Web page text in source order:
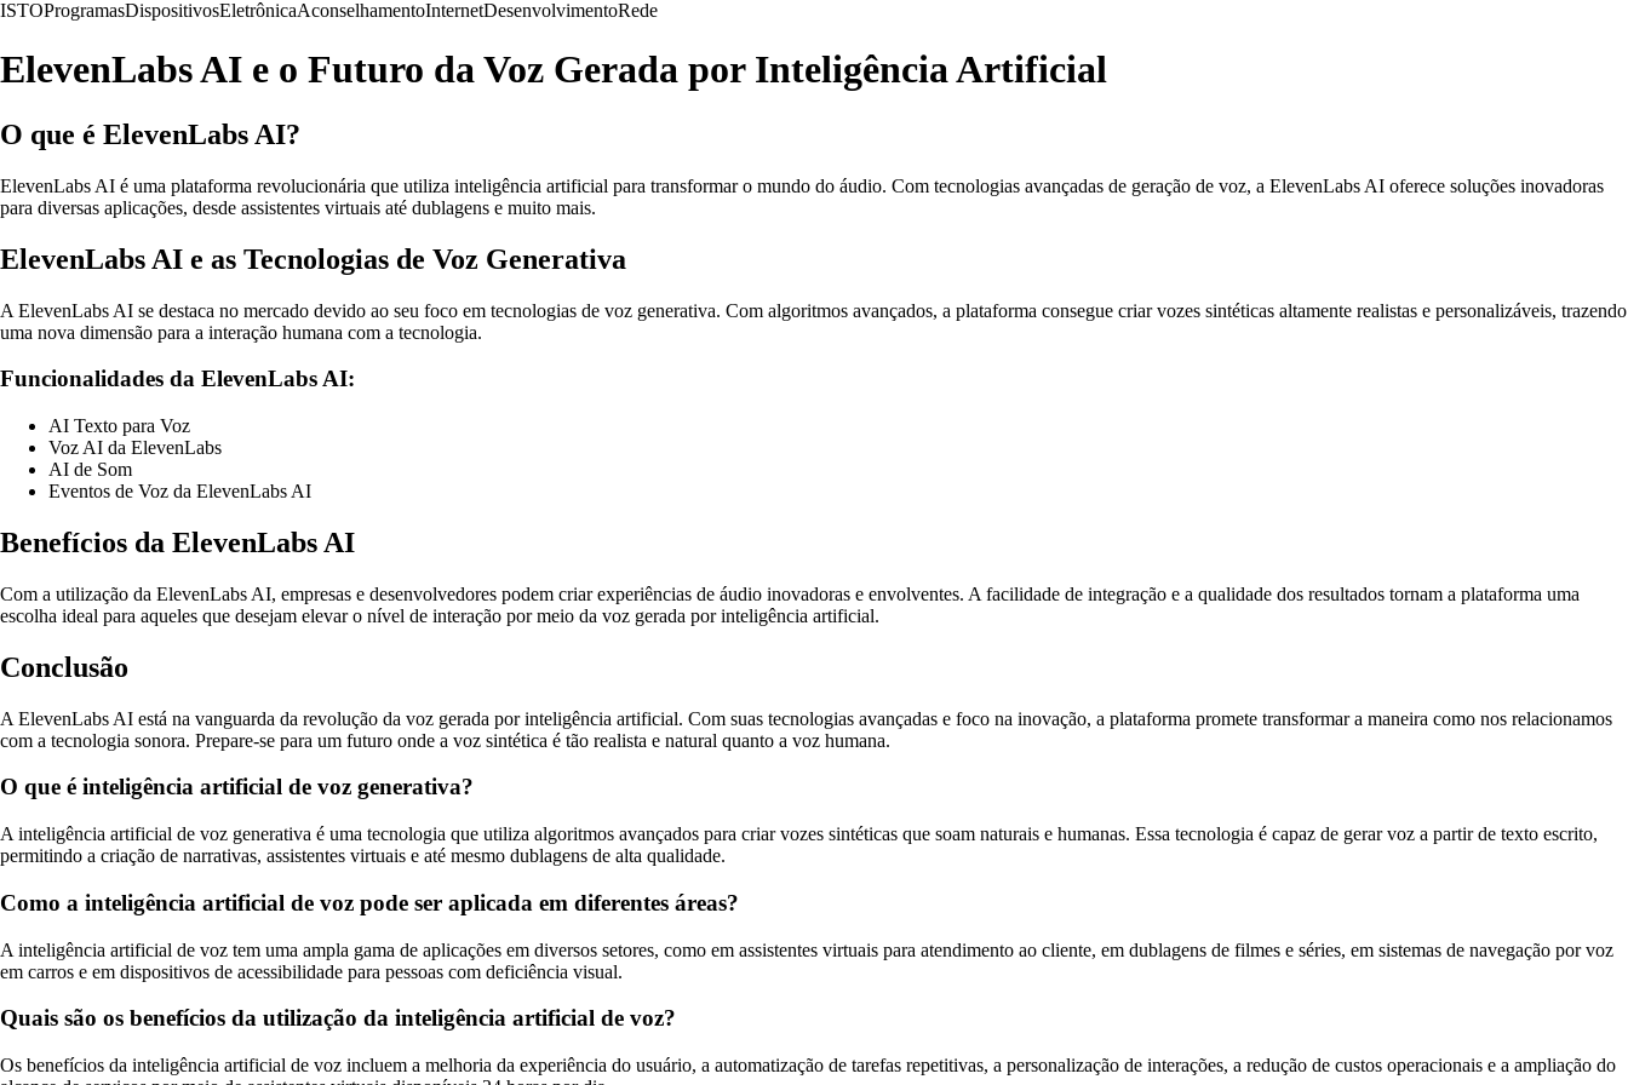
ISTOProgramasDispositivosEletrônicaAconselhamentoInternetDesenvolvimentoRede
ElevenLabs AI e o Futuro da Voz Gerada por Inteligência Artificial
O que é ElevenLabs AI?
ElevenLabs AI é uma plataforma revolucionária que utiliza inteligência artificial para transformar o mundo do áudio. Com tecnologias avançadas de geração de voz, a ElevenLabs AI oferece soluções inovadoras
para diversas aplicações, desde assistentes virtuais até dublagens e muito mais.
ElevenLabs AI e as Tecnologias de Voz Generativa
A ElevenLabs AI se destaca no mercado devido ao seu foco em tecnologias de voz generativa. Com algoritmos avançados, a plataforma consegue criar vozes sintéticas altamente realistas e personalizáveis, trazendo
uma nova dimensão para a interação humana com a tecnologia.
Funcionalidades da ElevenLabs AI:
AI Texto para Voz
Voz AI da ElevenLabs
AI de Som
Eventos de Voz da ElevenLabs AI
Benefícios da ElevenLabs AI
Com a utilização da ElevenLabs AI, empresas e desenvolvedores podem criar experiências de áudio inovadoras e envolventes. A facilidade de integração e a qualidade dos resultados tornam a plataforma uma
escolha ideal para aqueles que desejam elevar o nível de interação por meio da voz gerada por inteligência artificial.
Conclusão
A ElevenLabs AI está na vanguarda da revolução da voz gerada por inteligência artificial. Com suas tecnologias avançadas e foco na inovação, a plataforma promete transformar a maneira como nos relacionamos
com a tecnologia sonora. Prepare-se para um futuro onde a voz sintética é tão realista e natural quanto a voz humana.
O que é inteligência artificial de voz generativa?
A inteligência artificial de voz generativa é uma tecnologia que utiliza algoritmos avançados para criar vozes sintéticas que soam naturais e humanas. Essa tecnologia é capaz de gerar voz a partir de texto escrito,
permitindo a criação de narrativas, assistentes virtuais e até mesmo dublagens de alta qualidade.
Como a inteligência artificial de voz pode ser aplicada em diferentes áreas?
A inteligência artificial de voz tem uma ampla gama de aplicações em diversos setores, como em assistentes virtuais para atendimento ao cliente, em dublagens de filmes e séries, em sistemas de navegação por voz
em carros e em dispositivos de acessibilidade para pessoas com deficiência visual.
Quais são os benefícios da utilização da inteligência artificial de voz?
Os benefícios da inteligência artificial de voz incluem a melhoria da experiência do usuário, a automatização de tarefas repetitivas, a personalização de interações, a redução de custos operacionais e a ampliação do